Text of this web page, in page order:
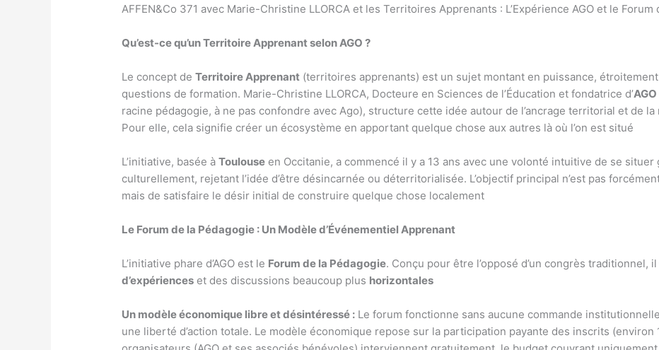
AFFEN&Co 371 avec Marie-Christine LLORCA et les Territoires Apprenants : L’Expérience AGO et le Forum
Qu’est-ce qu’un Territoire Apprenant selon AGO ?
Le concept deTerritoire Apprenant (territoires apprenants) est un sujet montant en puissance,
questions de formation. Marie-Christine LLORCA, Docteure en Sciences de l’Éducation et fondatrice d’AGO
racine pédagogie, à ne pas confondre avec Ago), structure cette idée autour de l’ancrage territorial et de
Pour elle, cela signifie créer un écosystème en apportant quelque chose aux autres là où l’on est situé
L’initiative, basée àToulouse en Occitanie, a commencé il y a 13 ans avec une volonté intuitive de se
culturellement, rejetant l’idée d’être désincarnée ou déterritorialisée. L’objectif principal n’est pas
mais de satisfaire le désir initial de construire quelque chose localement
Le Forum de la Pédagogie : Un Modèle d’Événementiel Apprenant
L’initiative phare d’AGO est le Forum de la Pédagogie. Conçu pour être l’opposé d’un congrès traditionnel,
d’expériences et des discussions beaucoup plus horizontales
Un modèle économique libre et désintéressé : Le forum fonctionne sans aucune commande
une liberté d’action totale. Le modèle économique repose sur la participation payante des inscrits (environ